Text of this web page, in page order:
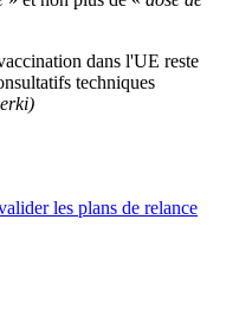
dans l'UE reste
techniques
les plans de relance